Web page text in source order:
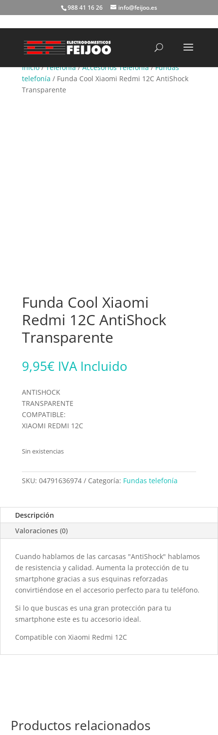
988 41 16 26 info@feijoo.es
Inicio/Telefonía/Accesorios Telefonía/Fundas
telefonía / Funda Cool Xiaomi Redmi 12C AntiShock
Transparente
Funda Cool Xiaomi
Redmi 12C AntiShock
Transparente
9,95€ IVA Incluido
ANTISHOCK
TRANSPARENTE
COMPATIBLE:
XIAOMI REDMI 12C
Sin existencias
SKU: 04791636974 Categoría: Fundas telefonía
Descripción
Valoraciones (0)
Cuando hablamos de las carcasas "AntiShock" hablamos
de resistencia y calidad. Aumenta la protección de tu
smartphone gracias a sus esquinas reforzadas
convirtiéndose en el accesorio perfecto para tu teléfono.
Si lo que buscas es una gran protección para tu
smartphone este es tu accesorio ideal.
Compatible con Xiaomi Redmi 12C
Productos relacionados